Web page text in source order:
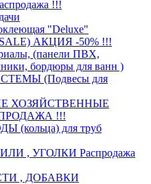
!!!
"Deluxe"
АКЦИЯ -50% !!!
(панели ПВХ,
бордюры для ванн )
(Подвесы для
ХОЗЯЙСТВЕННЫЕ
!!!
для труб
, УГОЛКИ Распродажа
, ДОБАВКИ